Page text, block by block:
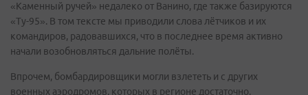
«Каменный ручей» недалеко от Ванино, где также базируются
«Ту-95». В том тексте мы приводили слова лётчиков и их
командиров, радовавшихся, что в последнее время активно
начали возобновляться дальние полёты.
Впрочем, бомбардировщики могли взлететь и с других
военных аэродромов, которых в регионе достаточно.